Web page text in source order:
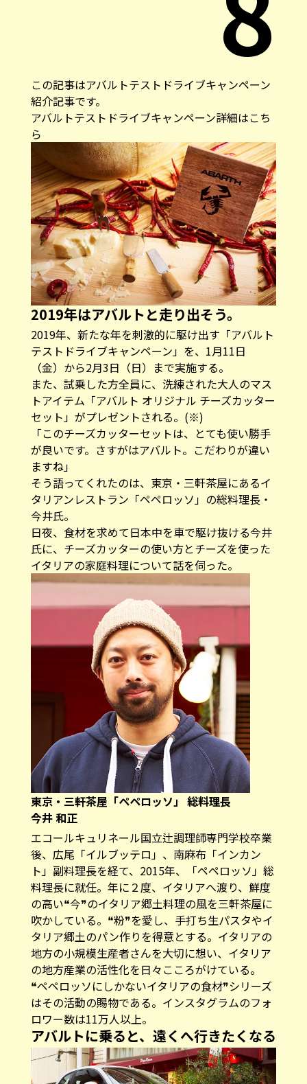
この記事はアバルトテストドライブキャンペーン
紹介記事です。
アバルトテストドライブキャンペーン詳細はこち
ら
2019年はアバルトと走り出そう。
2019年、新たな年を刺激的に駆け出す「アバルト
テストドライブキャンペーン」を、1月11日
（金）から2月3日（日）まで実施する。
また、試乗した方全員に、洗練された大人のマス
トアイテム「アバルト オリジナル チーズカッター
セット」がプレゼントされる。(※)
「このチーズカッターセットは、とても使い勝手
が良いです。さすがはアバルト。こだわりが違い
ますね」
そう語ってくれたのは、東京・三軒茶屋にあるイ
タリアンレストラン「ペペロッソ」の総料理長・
今井氏。
日夜、食材を求めて日本中を車で駆け抜ける今井
氏に、チーズカッターの使い方とチーズを使った
イタリアの家庭料理について話を伺った。
東京・三軒茶屋「ペペロッソ」 総料理長
今井 和正
エコールキュリネール国立辻調理師専門学校卒業
後、広尾「イルブッテロ」、南麻布「インカン
ト」副料理長を経て、2015年、「ペペロッソ」総
料理長に就任。年に２度、イタリアへ渡り、鮮度
の高い❝今❞のイタリア郷土料理の風を三軒茶屋に
吹かしている。❝粉❞を愛し、手打ち生パスタやイ
タリア郷土のパン作りを得意とする。イタリアの
地方の小規模生産者さんを大切に想い、イタリア
の地方産業の活性化を日々こころがけている。
❝ペペロッソにしかないイタリアの食材❞シリーズ
はその活動の賜物である。 インスタグラムのフォ
ロワー数は11万人以上。
アバルトに乗ると、遠くへ行きたくなる